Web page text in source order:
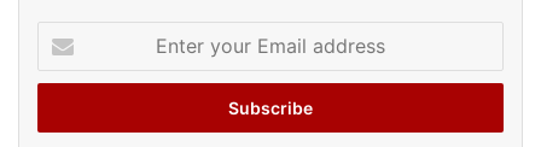
your
Email